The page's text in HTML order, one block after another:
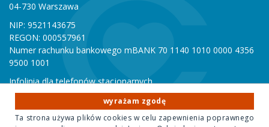
04-730 Warszawa
NIP: 9521143675
REGON: 000557961
Numer rachunku bankowego mBANK 70 1140 1010 0000 4356
9500 1001
Infolinia dla telefonów stacjonarnych
801 051 000
Infolinia dla telefonów komórkowych
22 815 10 00
wyrażam zgodę
Ta strona używa plików cookies w celu zapewnienia poprawnego